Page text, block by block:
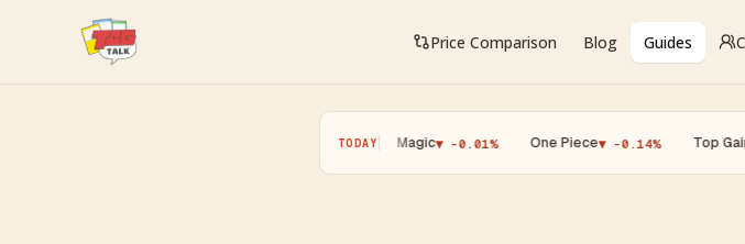
Price Comparison Blog Guides
TODAY
Magic▼ -0.01% One Piece ▼ -0.14% Top Gainer ·